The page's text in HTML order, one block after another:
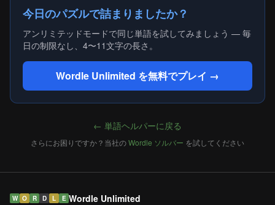
今日のパズルで詰まりましたか？
アンリミテッドモードで同じ単語を試してみましょう — 毎
日の制限なし、4〜11文字の長さ。
Wordle Unlimited を無料でプレイ →
← 単語ヘルパーに戻る
さらにお困りですか？当社のWordle ソルバー を試してください
W O R D L E Wordle Unlimited